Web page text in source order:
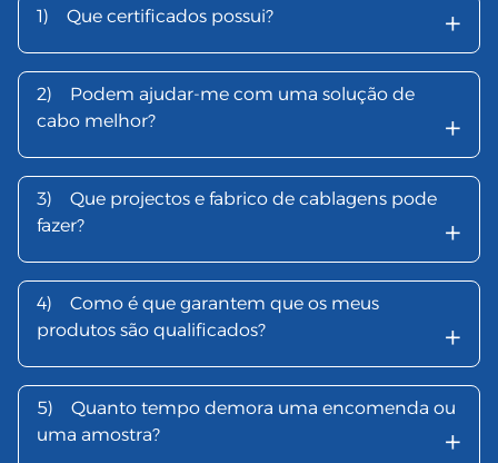
1) Que certificados possui? +
2)
Podem ajudar-me com uma solução de
cabo melhor?
+
3)
Que projectos e fabrico de cablagens pode
fazer?
+
4)
Como é que garantem que os meus
produtos são qualificados?
+
5)
Quanto tempo demora uma encomenda ou
uma amostra?
+